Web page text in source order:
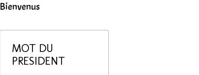
Bienvenus
MOT DU
PRESIDENT